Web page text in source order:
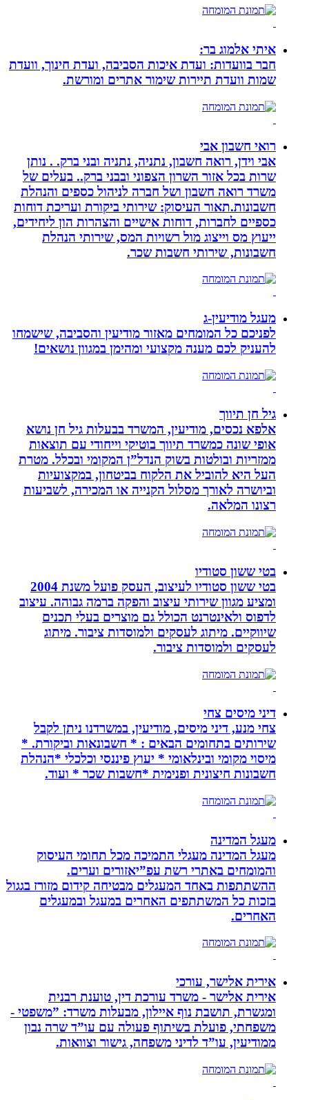
איתי אלמוג בר:
חבר בוועדות: ועדת איכות הסביבה, ועדת חינוך, וועדת
שמות וועדת תיירות שימור אתרים ומורשת.
רואי חשבון אבי
אבי וידן, רואה חשבון, נתניה, נתניה ובני ברק. . נותן
שרות בכל אזור השרון הצפוני ובבני ברק.. בעלים של
משרד רואה חשבון ושל חברה לניהול כספים והנהלת
חשבונות.תאור העיסוק: שירותי ביקורת ועריכת דוחות
כספיים לחברות, דוחות אישיים והצהרות הון ליחידים,
ייעוץ מס וייצוג מול רשויות המס, שירותי הנהלת
חשבונות, שירותי חשבות שכר.
מעגל מודיעין-ג
לפניכם כל המומחים מאזור מודיעין והסביבה, שישמחו
להעניק לכם מענה מקצועי ומהימן במגוון נושאים!
גיל חן תיווך
אלפא נכסים, מודיעין, המשרד בבעלות גיל חן נושא
אופי שונה כמשרד תיווך בוטיקי וייחודי עם תוצאות
ממזריות ובולטות בשוק הנדל”ן המקומי ובכלל. מטרת
העל היא להוביל את הלקוח בביטחון, במקצועיות
וביושרה לאורך מסלול הקנייה או המכירה, לשביעות
רצונו המלאה.
בטי ששון סטודיו
בטי ששון סטודיו לעיצוב, העסק פועל משנת 2004
ומציע מגוון שירותי עיצוב והפקה ברמה גבוהה. עיצוב
לדפוס ולאינטרנט הכולל גם מוצרים בעלי תכנים
שיווקיים. מיתוג לעסקים ולמוסדות ציבור. מיתוג
לעסקים ולמוסדות ציבור.
דיני מיסים צחי
צחי מנע, דיני מיסים, מודיעין, במשרדנו ניתן לקבל
שירותים בתחומים הבאים : * חשבונאות וביקורת. *
מיסוי מקומי ובינלאומי * יעוץ פיננסי וכלכלי *הנהלת
חשבונות חיצונית ופנימית *חשבות שכר * ועוד.
מעגל המדינה
מעגל המדינה מעגלי התמיכה מכל תחומי העיסוק
והמומחים באתרי רשת עפ”יאזורים וערים.
ההשתתפות באחד המעגלים מבטיחה קידום מזורז בגגול
בזכות כל המשתתפים האחרים במעגל ובמעגלים
האחרים.
אירית אלישר, עורכי
אירית אלישר - משרד עורכת דין, טוענת רבנית
ומגשרת, תושבת נוף איילון, מבעלות משרד: ”משפטי -
משפחתי, פועלת בשיתוף פעולה עם עו”ד שרה נבון
ממודיעין, עו”ד לדיני משפחה, גישור וצוואות.